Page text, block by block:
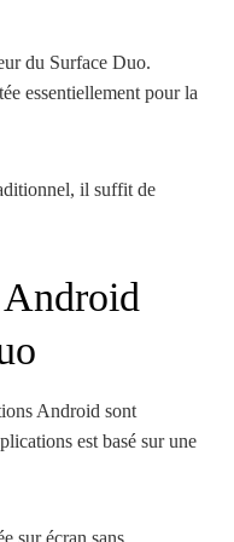
du Surface Duo.
essentiellement pour la
il suffit de
Android sont
est basé sur une